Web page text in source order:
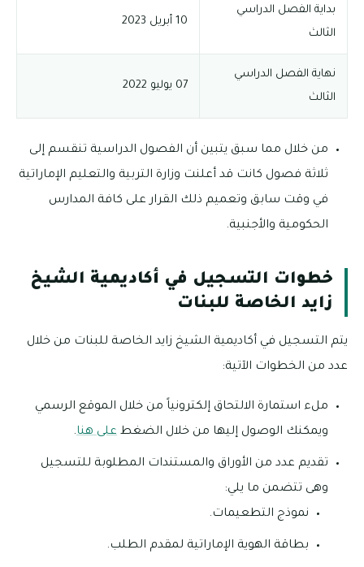
بداية الفصل الدراسي
الثالث
10 أبريل 2023
نهاية الفصل الدراسي
الثالث
07 يوليو 2022
من خلال مما سبق يتبين أن الفصول الدراسية تنقسم إلى
ثلاثة فصول كانت قد أعلنت وزارة التربية والتعليم الإماراتية
في وقت سابق وتعميم ذلك القرار على كافة المدارس
الحكومية والأجنبية.
خطوات التسجيل في أكاديمية الشيخ
زايد الخاصة للبنات
يتم التسجيل في أكاديمية الشيخ زايد الخاصة للبنات من خلال
عدد من الخطوات الآتية:
ملء استمارة الالتحاق إلكترونياً من خلال الموقع الرسمي
ويمكنك الوصول إليها من خلال الضغط على هنا.
تقديم عدد من الأوراق والمستندات المطلوبة للتسجيل
وهى تتضمن ما يلي:
نموذج التطعيمات.
بطاقة الهوية الإماراتية لمقدم الطلب.